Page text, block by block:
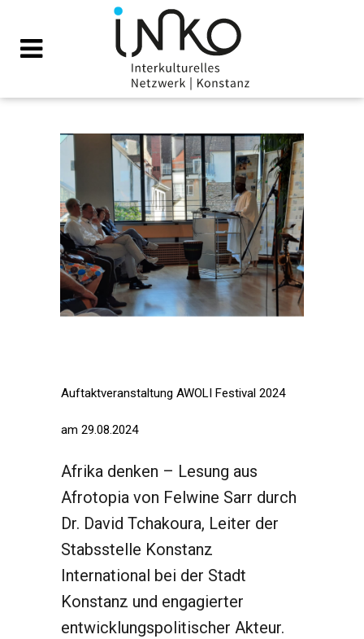
Auftaktveranstaltung AWOLI Festival 2024
am 29.08.2024
Afrika denken – Lesung aus
Afrotopia von Felwine Sarr durch
Dr. David Tchakoura, Leiter der
Stabsstelle Konstanz
International bei der Stadt
Konstanz und engagierter
entwicklungspolitischer Akteur.